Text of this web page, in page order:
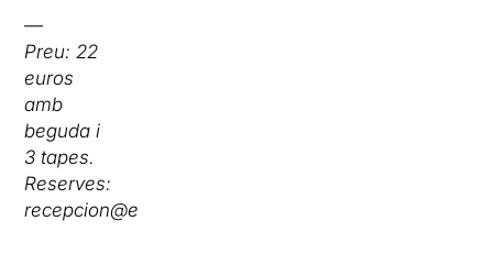
—
Preu: 22
euros
amb
beguda i
3 tapes.
Reserves:
recepcion@elprincipaleixample.com